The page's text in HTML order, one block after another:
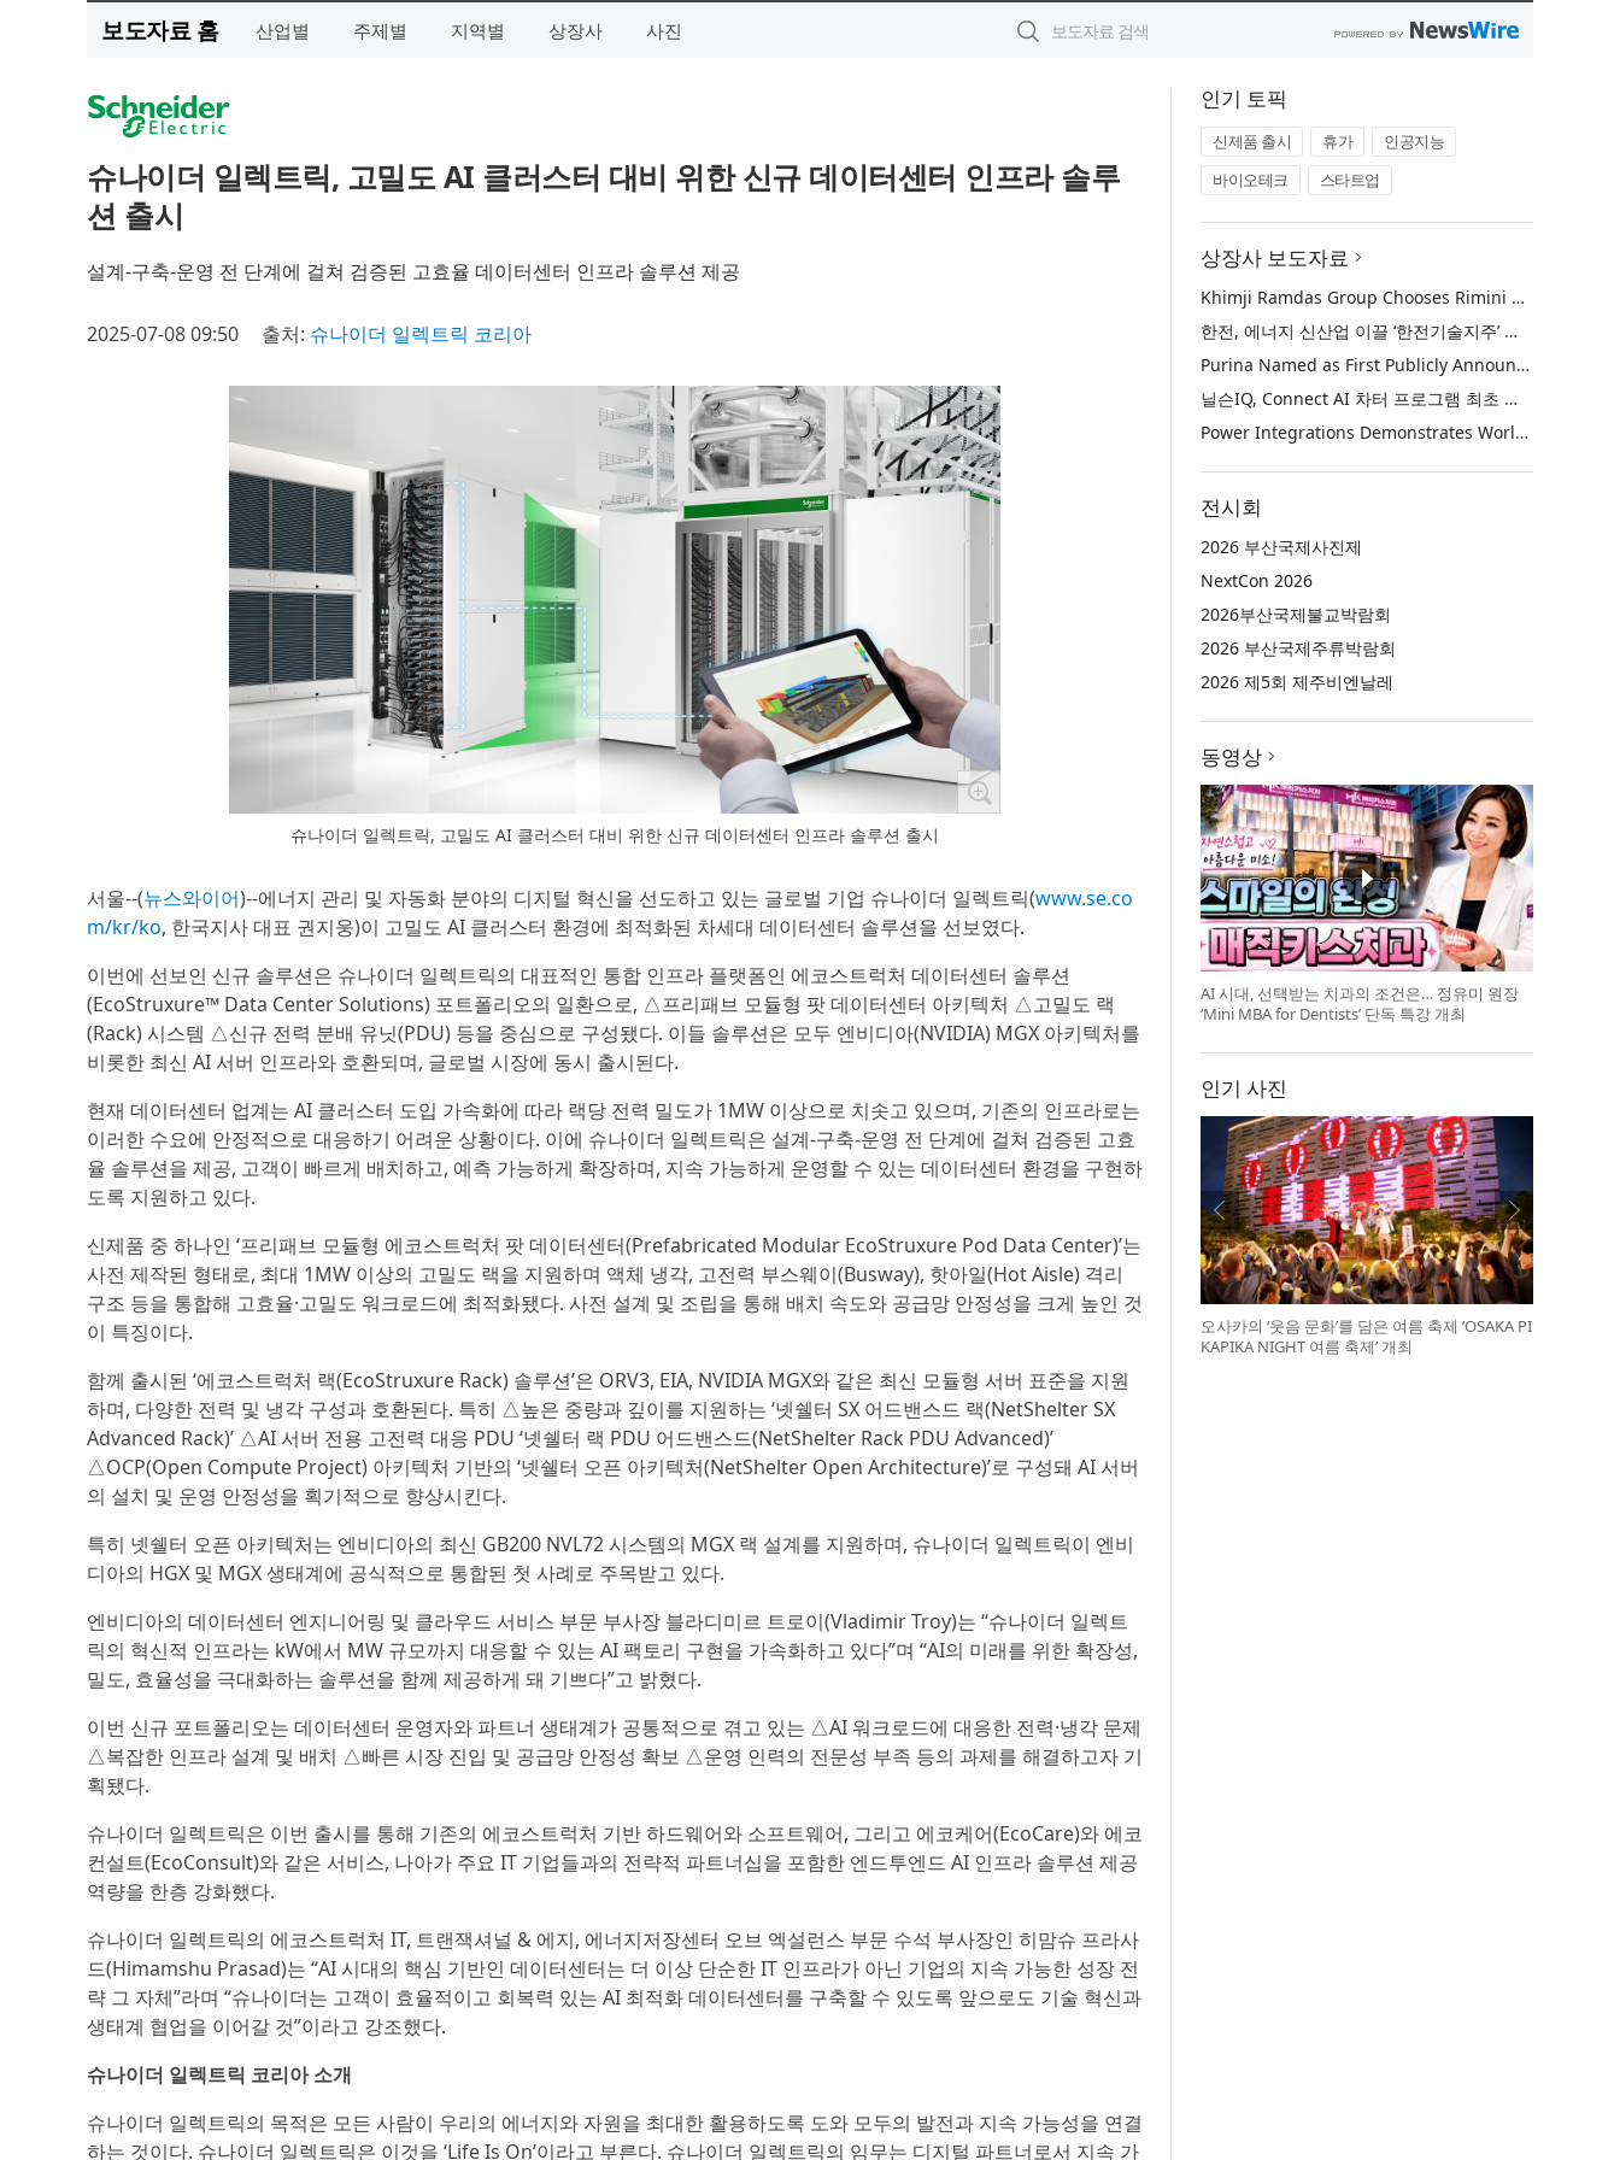
보도자료 홈 산업별 주제별 지역별 상장사 사진
슈나이더 일렉트릭, 고밀도 AI 클러스터 대비 위한 신규 데이터센터 인프라 솔루
션 출시
설계-구축-운영 전 단계에 걸쳐 검증된 고효율 데이터센터 인프라 솔루션 제공
2025-07-08 09:50 출처: 슈나이더 일렉트릭 코리아
슈나이더 일렉트릭, 고밀도 AI 클러스터 대비 위한 신규 데이터센터 인프라 솔루션 출시
서울--(뉴스와이어)--에너지 관리 및 자동화 분야의 디지털 혁신을 선도하고 있는 글로벌 기업 슈나이더 일렉트릭(www.se.co
m/kr/ko, 한국지사 대표 권지웅)이 고밀도 AI 클러스터 환경에 최적화된 차세대 데이터센터 솔루션을 선보였다.
이번에 선보인 신규 솔루션은 슈나이더 일렉트릭의 대표적인 통합 인프라 플랫폼인 에코스트럭처 데이터센터 솔루션
(EcoStruxure™ Data Center Solutions) 포트폴리오의 일환으로, △프리패브 모듈형 팟 데이터센터 아키텍처 △고밀도 랙
(Rack) 시스템 △신규 전력 분배 유닛(PDU) 등을 중심으로 구성됐다. 이들 솔루션은 모두 엔비디아(NVIDIA) MGX 아키텍처를
비롯한 최신 AI 서버 인프라와 호환되며, 글로벌 시장에 동시 출시된다.
현재 데이터센터 업계는 AI 클러스터 도입 가속화에 따라 랙당 전력 밀도가 1MW 이상으로 치솟고 있으며, 기존의 인프라로는
이러한 수요에 안정적으로 대응하기 어려운 상황이다. 이에 슈나이더 일렉트릭은 설계-구축-운영 전 단계에 걸쳐 검증된 고효
율 솔루션을 제공, 고객이 빠르게 배치하고, 예측 가능하게 확장하며, 지속 가능하게 운영할 수 있는 데이터센터 환경을 구현하
도록 지원하고 있다.
신제품 중 하나인 ‘프리패브 모듈형 에코스트럭처 팟 데이터센터(Prefabricated Modular EcoStruxure Pod Data Center)’는
사전 제작된 형태로, 최대 1MW 이상의 고밀도 랙을 지원하며 액체 냉각, 고전력 부스웨이(Busway), 핫아일(Hot Aisle) 격리
구조 등을 통합해 고효율·고밀도 워크로드에 최적화됐다. 사전 설계 및 조립을 통해 배치 속도와 공급망 안정성을 크게 높인 것
이 특징이다.
함께 출시된 ‘에코스트럭처 랙(EcoStruxure Rack) 솔루션’은 ORV3, EIA, NVIDIA MGX와 같은 최신 모듈형 서버 표준을 지원
하며, 다양한 전력 및 냉각 구성과 호환된다. 특히 △높은 중량과 깊이를 지원하는 ‘넷쉘터 SX 어드밴스드 랙(NetShelter SX
Advanced Rack)’ △AI 서버 전용 고전력 대응 PDU ‘넷쉘터 랙 PDU 어드밴스드(NetShelter Rack PDU Advanced)’
△OCP(Open Compute Project) 아키텍처 기반의 ‘넷쉘터 오픈 아키텍처(NetShelter Open Architecture)’로 구성돼 AI 서버
의 설치 및 운영 안정성을 획기적으로 향상시킨다.
특히 넷쉘터 오픈 아키텍처는 엔비디아의 최신 GB200 NVL72 시스템의 MGX 랙 설계를 지원하며, 슈나이더 일렉트릭이 엔비
디아의 HGX 및 MGX 생태계에 공식적으로 통합된 첫 사례로 주목받고 있다.
엔비디아의 데이터센터 엔지니어링 및 클라우드 서비스 부문 부사장 블라디미르 트로이(Vladimir Troy)는 “슈나이더 일렉트
릭의 혁신적 인프라는 kW에서 MW 규모까지 대응할 수 있는 AI 팩토리 구현을 가속화하고 있다”며 “AI의 미래를 위한 확장성,
밀도, 효율성을 극대화하는 솔루션을 함께 제공하게 돼 기쁘다”고 밝혔다.
이번 신규 포트폴리오는 데이터센터 운영자와 파트너 생태계가 공통적으로 겪고 있는 △AI 워크로드에 대응한 전력·냉각 문제
△복잡한 인프라 설계 및 배치 △빠른 시장 진입 및 공급망 안정성 확보 △운영 인력의 전문성 부족 등의 과제를 해결하고자 기
획됐다.
슈나이더 일렉트릭은 이번 출시를 통해 기존의 에코스트럭처 기반 하드웨어와 소프트웨어, 그리고 에코케어(EcoCare)와 에코
컨설트(EcoConsult)와 같은 서비스, 나아가 주요 IT 기업들과의 전략적 파트너십을 포함한 엔드투엔드 AI 인프라 솔루션 제공
역량을 한층 강화했다.
슈나이더 일렉트릭의 에코스트럭처 IT, 트랜잭셔널 & 에지, 에너지저장센터 오브 엑설런스 부문 수석 부사장인 히맘슈 프라사
드(Himamshu Prasad)는 “AI 시대의 핵심 기반인 데이터센터는 더 이상 단순한 IT 인프라가 아닌 기업의 지속 가능한 성장 전
략 그 자체”라며 “슈나이더는 고객이 효율적이고 회복력 있는 AI 최적화 데이터센터를 구축할 수 있도록 앞으로도 기술 혁신과
생태계 협업을 이어갈 것”이라고 강조했다.
슈나이더 일렉트릭 코리아 소개
슈나이더 일렉트릭의 목적은 모든 사람이 우리의 에너지와 자원을 최대한 활용하도록 도와 모두의 발전과 지속 가능성을 연결
하는 것이다. 슈나이더 일렉트릭은 이것을 ‘Life Is On’이라고 부른다. 슈나이더 일렉트릭의 임무는 디지털 파트너로서 지속 가
인기 토픽
신제품 출시 휴가
인공지능
바이오테크
스타트업
상장사 보도자료
Khimji Ramdas Group Chooses Rimini Street to Reduce SAP Support Costs, Protect 700+ Customizations and Reinvest Savings in Innovation
한전, 에너지 신산업 이끌 ‘한전기술지주’ 공식 출범
Purina Named as First Publicly Announced NIQ ConnectAI Charter Client
닐슨IQ, Connect AI 차터 프로그램 최초 고객사 ‘퓨리나’ 선정
Power Integrations Demonstrates World’s First 2200 V GaN Technology for Next-Era High-Voltage Power Systems
전시회
2026 부산국제사진제
NextCon 2026
2026부산국제불교박람회
2026 부산국제주류박람회
2026 제5회 제주비엔날레
동영상
AI 시대, 선택받는 치과의 조건은… 정유미 원장
‘Mini MBA for Dentists’ 단독 특강 개최
인기 사진
오사카의 ‘웃음 문화’를 담은 여름 축제 ‘OSAKA PI
KAPIKA NIGHT 여름 축제’ 개최